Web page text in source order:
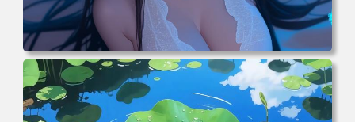
电脑壁纸 二次元角色 动漫角色 女帝 波雅·汉库克 波雅汉库
克 海贼王 电脑桌面 高清壁纸 壁纸下载 壁纸大全